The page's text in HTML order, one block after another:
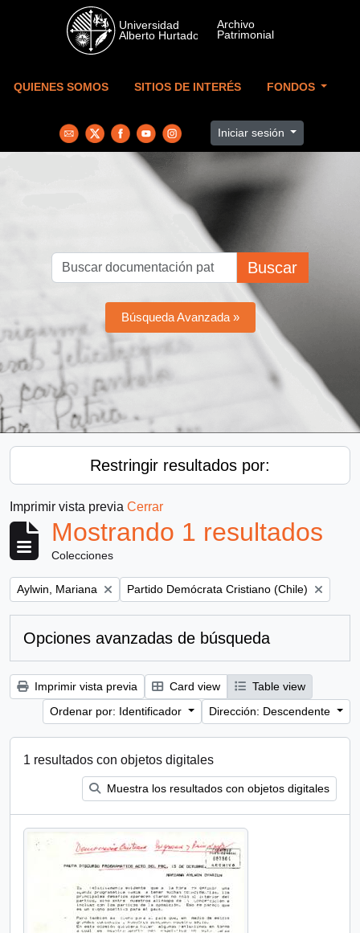
Skip to main content
QUIENES SOMOS SITIOS DE INTERÉS FONDOS
Iniciar sesión
Buscar
Búsqueda Avanzada »
Restringir resultados por:
Imprimir vista previa Cerrar
Mostrando 1 resultados
Colecciones
Remove filter:
Aylwin, Mariana Remove filter:
Partido Demócrata Cristiano (Chile)
Opciones avanzadas de búsqueda
Imprimir vista previa Card view
Table view
Ordenar por: Identificador
Dirección: Descendente
1 resultados con objetos digitales
Muestra los resultados con objetos digitales